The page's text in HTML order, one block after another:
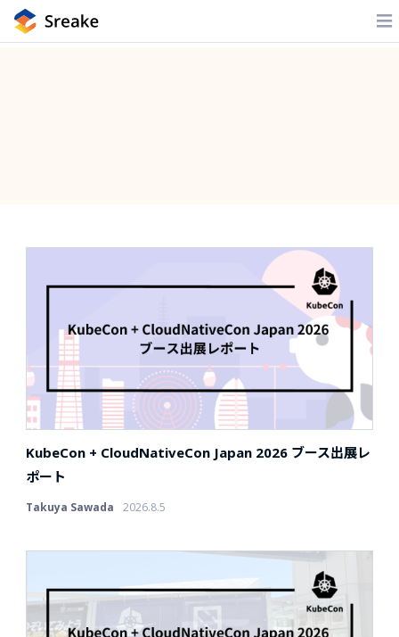
KubeCon + CloudNativeCon Japan 2026 ブース出展レ
ポート
Takuya Sawada 2026.8.5